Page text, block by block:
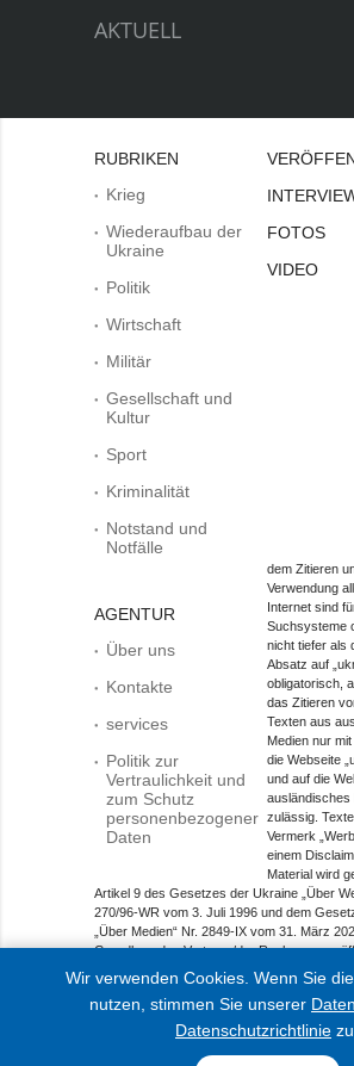
AKTUELL
RUBRIKEN
Krieg
Wiederaufbau der
Ukraine
Politik
Wirtschaft
Militär
Gesellschaft und
Kultur
Sport
Kriminalität
Notstand und
Notfälle
AGENTUR
Über uns
Kontakte
services
Politik zur
Vertraulichkeit und
zum Schutz
personenbezogener
Daten
FOTOS
VIDEO
dem Zitieren
Verwendung
Internet sind
Suchsysteme
nicht tiefer als
Absatz auf
obligatorisch,
das Zitieren
Texten aus
Medien nur
die Webseite
und auf die
ausländisches
zulässig.
Vermerk
einem
Material wird
Artikel 9 des Gesetzes der Ukraine „Über
270/96-WR vom 3. Juli 1996 und dem
„Über Medien“ Nr. 2849-IX vom 31. März
Grundlage des Vertrags/der Rechnung
Objekt im Bereich Onlinemedien; Medien-ID
© 2015-2026 Ukrinform. Alle Rechte sind
Wir verwenden Cookies. Wenn Sie
nutzen, stimmen Sie unserer
Datenschutzrichtlinie zu.